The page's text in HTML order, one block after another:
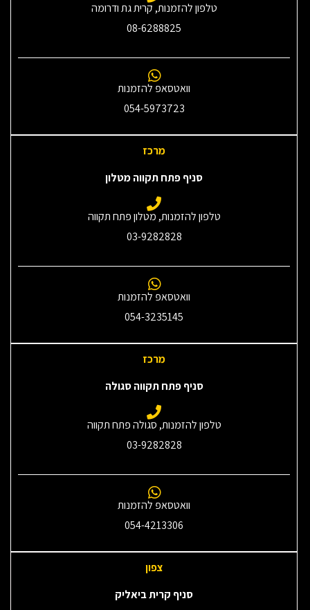
טלפון להזמנות, קרית גת ודרומה
08-6288825
וואטסאפ להזמנות
054-5973723
מרכז
סניף פתח תקווה מטלון
טלפון להזמנות, מטלון פתח תקווה
03-9282828
וואטסאפ להזמנות
054-3235145‎
מרכז
סניף פתח תקווה סגולה
טלפון להזמנות, סגולה פתח תקווה
03-9282828
וואטסאפ להזמנות
054-4213306
צפון
סניף קרית ביאליק